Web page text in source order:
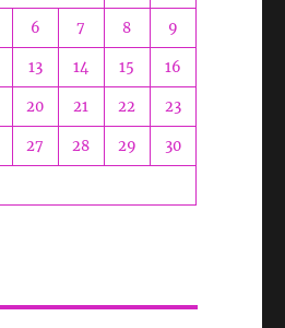
6 7 8 9
13 14 15 16
20 21 22 23
27 28 29 30